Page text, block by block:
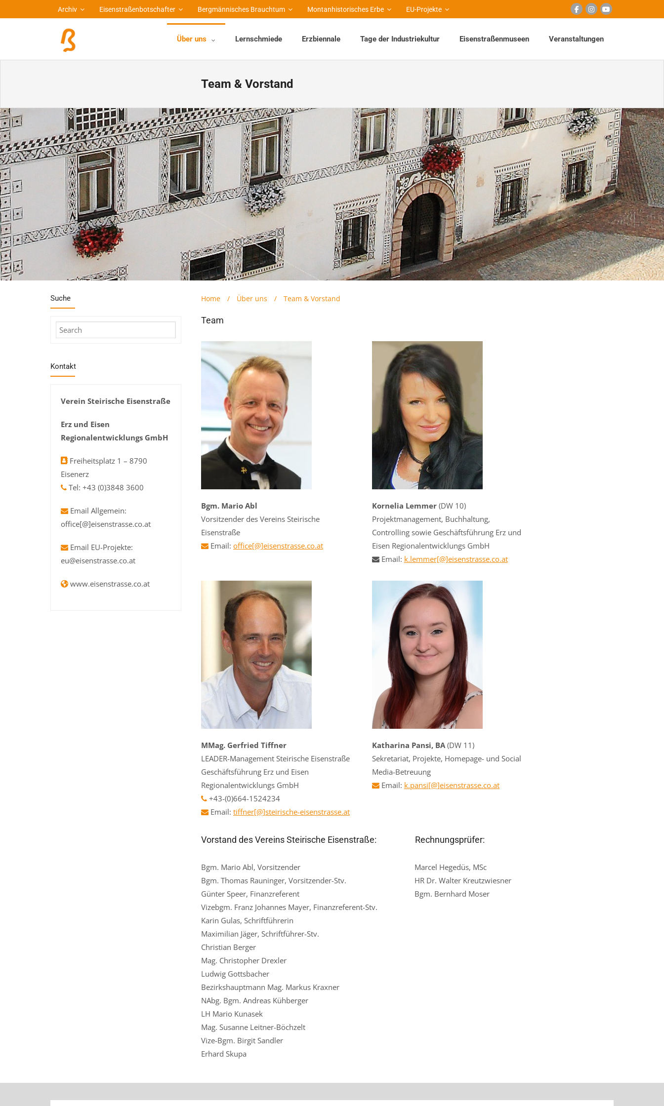
Archiv Eisenstraßenbotschafter Bergmännisches Brauchtum Montanhistorisches Erbe EU-Projekte
Über uns Lernschmiede Erzbiennale Tage der Industriekultur Eisenstraßenmuseen Veranstaltungen
Team & Vorstand
Home / Über uns / Team & Vorstand
Team
Bgm. Mario Abl
Vorsitzender des Vereins Steirische
Eisenstraße
Email: office[@]eisenstrasse.co.at
Kornelia Lemmer(DW 10)
Projektmanagement, Buchhaltung,
Controlling sowie Geschäftsführung Erz und
Eisen Regionalentwicklungs GmbH
Email: k.lemmer[@]eisenstrasse.co.at
MMag. Gerfried Tiffner
LEADER-Management Steirische Eisenstraße
Geschäftsführung Erz und Eisen
Regionalentwicklungs GmbH
+43-(0)664-1524234
Email: tiffner[@]steirische-eisenstrasse.at
Katharina Pansi, BA(DW 11)
Sekretariat, Projekte, Homepage- und Social
Media-Betreuung
Email: k.pansi[@]eisenstrasse.co.at
Vorstand des Vereins Steirische Eisenstraße: Rechnungsprüfer:
Bgm. Mario Abl, Vorsitzender
Bgm. Thomas Rauninger, Vorsitzender-Stv.
Günter Speer, Finanzreferent
Vizebgm. Franz Johannes Mayer, Finanzreferent-Stv.
Karin Gulas, Schriftführerin
Maximilian Jäger, Schriftführer-Stv.
Christian Berger
Mag. Christopher Drexler
Ludwig Gottsbacher
Bezirkshauptmann Mag. Markus Kraxner
NAbg. Bgm. Andreas Kühberger
LH Mario Kunasek
Mag. Susanne Leitner-Böchzelt
Vize-Bgm. Birgit Sandler
Erhard Skupa
Marcel Hegedüs, MSc
HR Dr. Walter Kreutzwiesner
Bgm. Bernhard Moser
Suche
Kontakt
Verein Steirische Eisenstraße
Erz und Eisen
Regionalentwicklungs GmbH
Freiheitsplatz 1 – 8790
Eisenerz
Tel: +43 (0)3848 3600
Email Allgemein:
office[@]eisenstrasse.co.at
Email EU-Projekte:
eu@eisenstrasse.co.at
www.eisenstrasse.co.at